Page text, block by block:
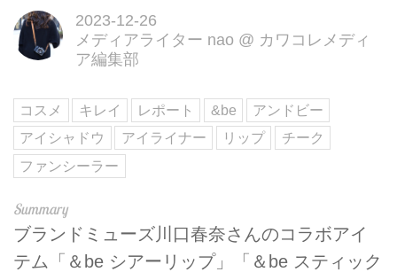
2023-12-26
メディアライター nao @ カワコレメディ
ア編集部
コスメ キレイ レポート &be
アンドビー
アイシャドウ
アイライナー リップ
チーク
ファンシーラー
ブランドミューズ川口春奈さんのコラボアイ
テム「＆be シアーリップ」「＆be スティック